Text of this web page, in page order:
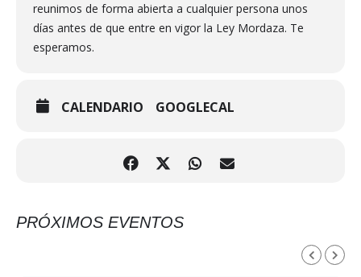
reunimos de forma abierta a cualquier persona unos
días antes de que entre en vigor la Ley Mordaza. Te
esperamos.
CALENDARIO GOOGLECAL
PRÓXIMOS EVENTOS